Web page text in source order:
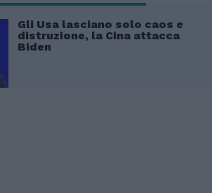
Gli Usa lasciano solo caos e
distruzione, la Cina attacca
Biden